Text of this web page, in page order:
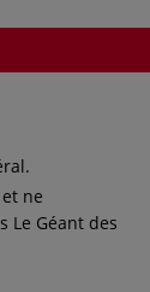
ne
Le Géant des